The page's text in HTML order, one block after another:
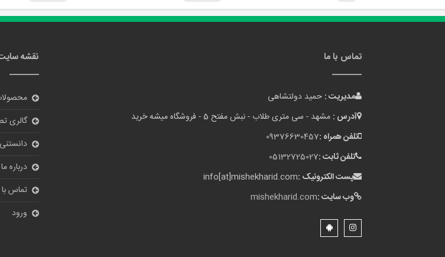
تماس با ما
مدیریت : حمید دولتشاهی
آدرس : مشهد - سی متری طلاب - نبش مفتح 5 - فروشگاه میشه خرید
تلفن همراه :09376630457
تلفن ثابت :05132725027
پست الکترونیک :info[at]mishekharid.com
وب سایت :mishekharid.com
نقشه
گالری
درباره ما
تماس با
ورود